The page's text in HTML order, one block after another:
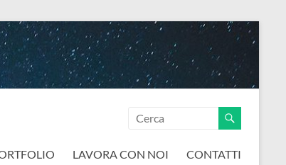
LAVORA CON NOI CONTATTI